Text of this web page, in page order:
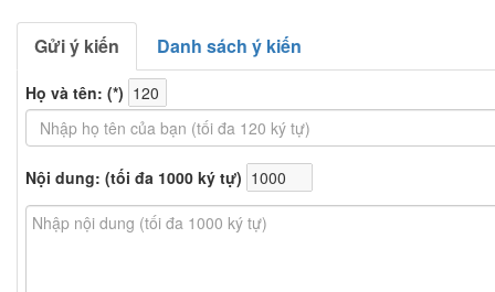
Gửi ý kiến Danh sách ý kiến
Họ và tên: (*)
Nội dung: (tối đa 1000 ký tự)